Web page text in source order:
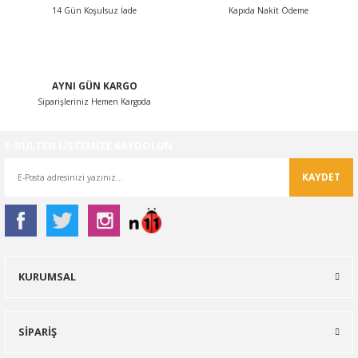
14 Gün Koşulsuz İade Kapıda Nakit Ödeme
AYNI GÜN KARGO
Siparişleriniz Hemen Kargoda
KAYDET
KURUMSAL
SİPARİŞ